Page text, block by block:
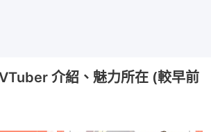
介紹、魅力所在 (較早前